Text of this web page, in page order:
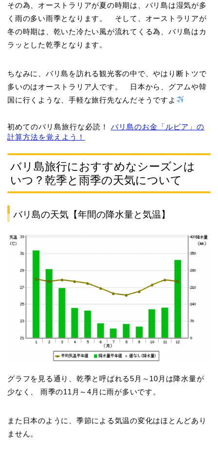
その為、オーストラリアが夏の時期は、バリ島は湿気が多
く雨の多い雨季となります。 そして、オーストラリアが
冬の時期は、乾いた冷たい風が流れてくる為、バリ島はカ
ラッとした乾季となります。
ちなみに、バリ島を訪れる観光客の中で、やはり断トツで
多いのはオーストラリア人です。 日本から、グアムや韓
国に行くような、手軽な旅行先なんだそうですよ
初めてのバリ島旅行な必読！
バリ島のお金「ルピア」の
計算方法を覚えよう！
バリ島旅行におすすめなシーズンは
いつ？乾季と雨季の天気について
バリ島の天気【年間の降水量と気温】
グラフを見る通り、乾季と呼ばれる5月～10月は降水量が
少なく、 雨季の11月～4月に雨が多いです。
また日本のように、季節による気温の変化はほとんどあり
ません。